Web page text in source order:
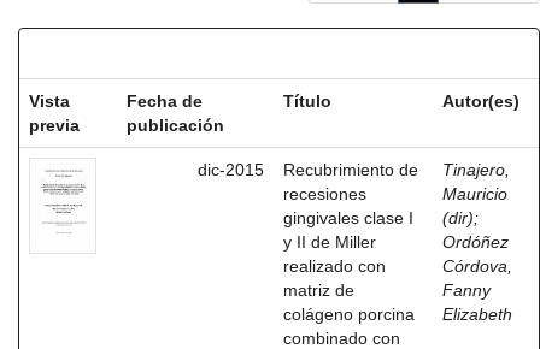
Vista
previa
Fecha de
publicación
Título Autor(es)
dic-2015
Recubrimiento de
recesiones
gingivales clase I
y II de Miller
realizado con
matriz de
colágeno porcina
combinado con
Tinajero,
Mauricio
(dir);
Ordóñez
Córdova,
Fanny
Elizabeth